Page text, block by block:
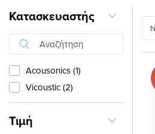
Κατασκευαστής
Acousonics (1)
Vicoustic (2)
Τιμή